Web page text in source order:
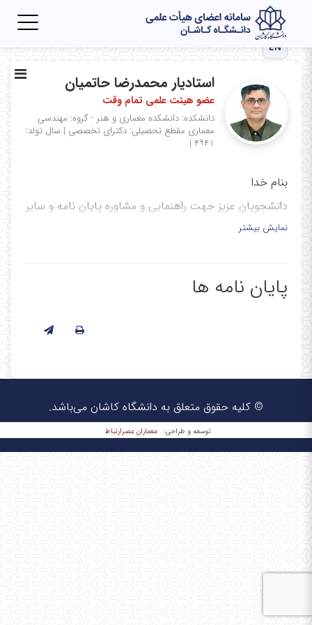
EN
استادیار محمدرضا حاتمیان
عضو هیئت علمی تمام وقت
دانشکده: دانشکده معماری و هنر - گروه: مهندسی
معماری مقطع تحصیلی: دکترای تخصصی | سال تولد:
۴۹۴۱ |
بنام خدا
دانشجویان عزیز جهت راهنمایی و مشاوره پایان نامه و سایر
موارد آموزشی و پژوهشی با هماهنگی قبلی اقدام نمایند.
نمایش بیشتر
پایان نامه ها
© کلیه حقوق متعلق به دانشگاه کاشان می‌باشد.
توسعه و طراحی: معماران عصر‌ارتباط